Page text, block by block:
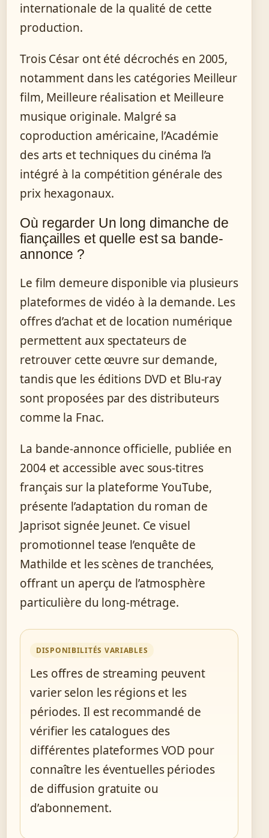
internationale de la qualité de cette
production.
Trois César ont été décrochés en 2005,
notamment dans les catégories Meilleur
film, Meilleure réalisation et Meilleure
musique originale. Malgré sa
coproduction américaine, l’Académie
des arts et techniques du cinéma l’a
intégré à la compétition générale des
prix hexagonaux.
Où regarder Un long dimanche de
fiançailles et quelle est sa bande-
annonce ?
Le film demeure disponible via plusieurs
plateformes de vidéo à la demande. Les
offres d’achat et de location numérique
permettent aux spectateurs de
retrouver cette œuvre sur demande,
tandis que les éditions DVD et Blu-ray
sont proposées par des distributeurs
comme la Fnac.
La bande-annonce officielle, publiée en
2004 et accessible avec sous-titres
français sur la plateforme YouTube,
présente l’adaptation du roman de
Japrisot signée Jeunet. Ce visuel
promotionnel tease l’enquête de
Mathilde et les scènes de tranchées,
offrant un aperçu de l’atmosphère
particulière du long-métrage.
DISPONIBILITÉS VARIABLES
Les offres de streaming peuvent
varier selon les régions et les
périodes. Il est recommandé de
vérifier les catalogues des
différentes plateformes VOD pour
connaître les éventuelles périodes
de diffusion gratuite ou
d’abonnement.